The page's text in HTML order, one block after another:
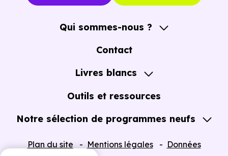
Qui sommes-nous ?
A propos
Contact
Livres blancs
Guide de l'Achat immobilier neuf en VEFA
Outils et ressources
Notre sélection de programmes neufs
Plan du site Mentions légales
Données